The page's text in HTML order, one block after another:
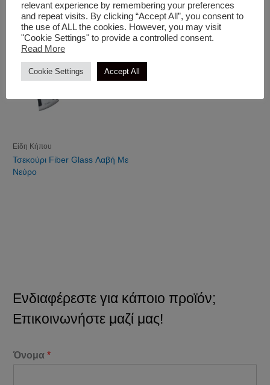
Είδη Κήπου
Τσεκούρι Fiber Glass Λαβή Με
Νεύρο
Ενδιαφέρεστε για κάποιο προϊόν;
Επικοινωνήστε μαζί μας!
Όνομα*
relevant experience by remembering your preferences
and repeat visits. By clicking “Accept All”, you consent to
the use of ALL the cookies. However, you may visit
"Cookie Settings" to provide a controlled consent.
Read More
Cookie Settings Accept All